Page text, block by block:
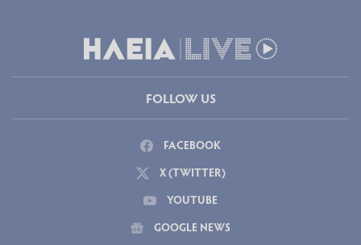
FOLLOW US
FACEBOOK
X (TWITTER)
YOUTUBE
GOOGLE NEWS